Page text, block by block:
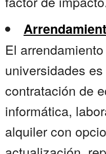
El
universidades
contratación de
informática,
alquiler con